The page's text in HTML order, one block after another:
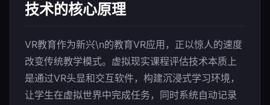
技术的核心原理
VR教育作为新兴\n的教育VR应用，正以惊人的速度
改变传统教学模式。虚拟现实课程评估技术本质上
是通过VR头显和交互软件，构建沉浸式学习环境，
让学生在虚拟世界中完成任务，同时系统自动记录